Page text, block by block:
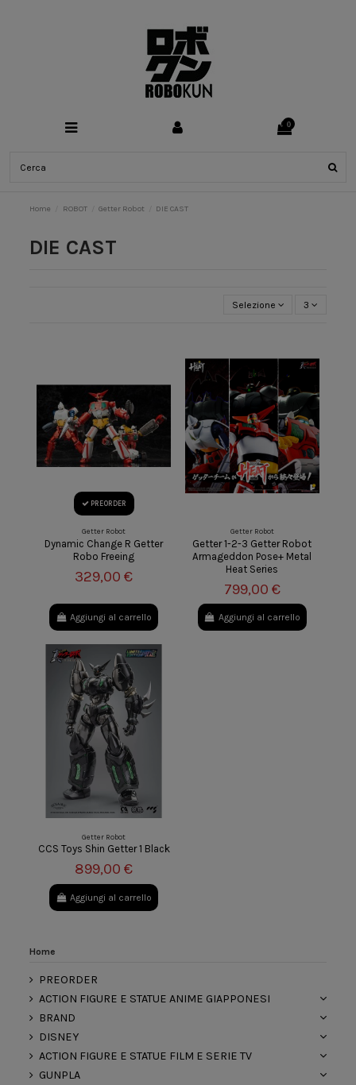
0
Home ROBOT Getter Robot DIE CAST
DIE CAST
Selezione 3
PREORDER
Getter Robot
Dynamic Change R Getter
Robo Freeing
329,00 €
Aggiungi al carrello
Getter Robot
Getter 1-2-3 Getter Robot
Armageddon Pose+ Metal
Heat Series
799,00 €
Aggiungi al carrello
Getter Robot
CCS Toys Shin Getter 1 Black
899,00 €
Aggiungi al carrello
Home
PREORDER
ACTION FIGURE E STATUE ANIME GIAPPONESI
BRAND
DISNEY
ACTION FIGURE E STATUE FILM E SERIE TV
GUNPLA